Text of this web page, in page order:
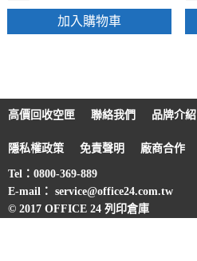
加入購物車
高價回收空匣 聯絡我們 品牌介紹
隱私權政策 免責聲明 廠商合作
Tel：0800-369-889
E-mail： service@office24.com.tw
© 2017 OFFICE 24 列印倉庫